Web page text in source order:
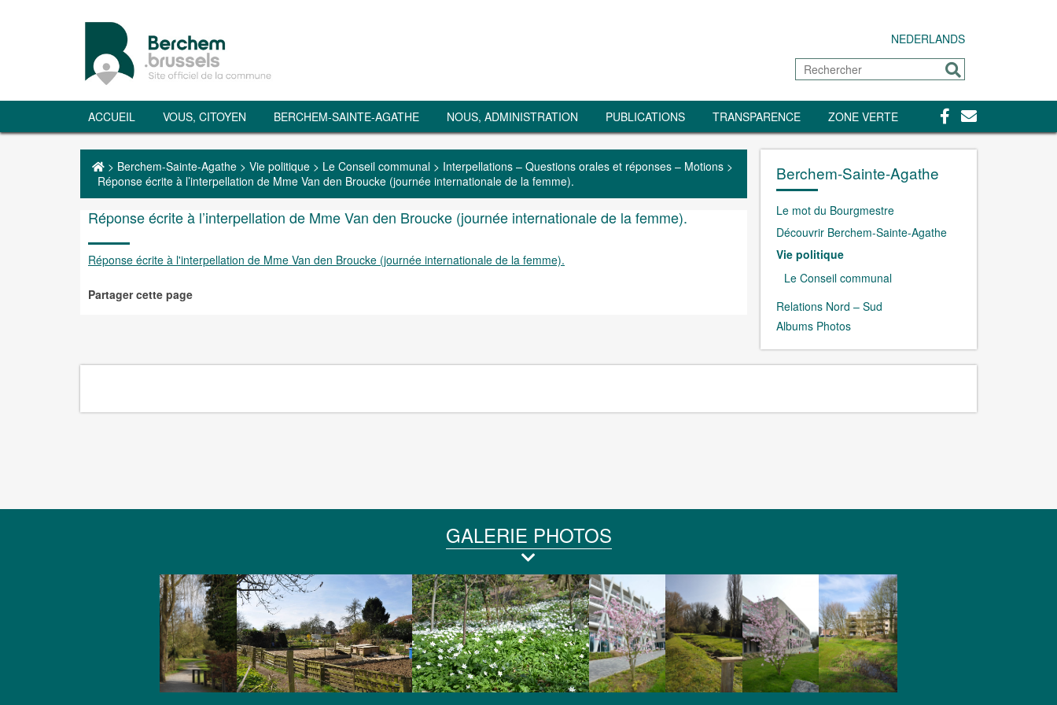
NEDERLANDS
Rechercher
Envoyer
ACCUEIL VOUS, CITOYEN BERCHEM-SAINTE-AGATHE NOUS, ADMINISTRATION PUBLICATIONS TRANSPARENCE ZONE VERTE Facebook
Contact
> Berchem-Sainte-Agathe > Vie politique > Le Conseil communal > Interpellations – Questions orales et réponses – Motions >
Réponse écrite à l’interpellation de Mme Van den Broucke (journée internationale de la femme).
Réponse écrite à l’interpellation de Mme Van den Broucke (journée internationale de la femme).
Réponse écrite à l'interpellation de Mme Van den Broucke (journée internationale de la femme).
Partager cette page
Berchem-Sainte-Agathe
Le mot du Bourgmestre
Découvrir Berchem-Sainte-Agathe
Vie politique
Le Conseil communal
Relations Nord – Sud
Albums Photos
GALERIE PHOTOS